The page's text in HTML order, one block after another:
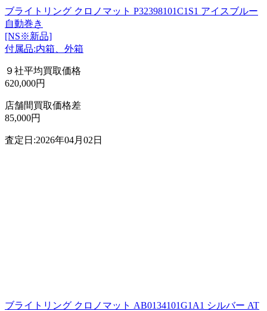
ブライトリング クロノマット P32398101C1S1 アイスブルー
自動巻き
[NS※新品]
付属品:内箱、外箱
９社平均買取価格
620,000円
店舗間買取価格差
85,000円
査定日:2026年04月02日
ブライトリング クロノマット AB0134101G1A1 シルバー AT